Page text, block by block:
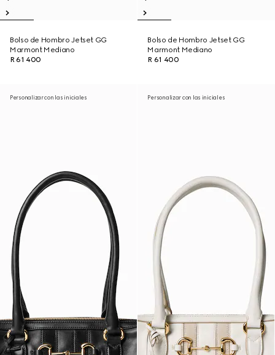
Bolso de Hombro Jetset GG
Marmont Mediano
R 61 400
Bolso de Hombro Jetset GG
Marmont Mediano
R 61 400
Personalizar con las iniciales Personalizar con las iniciales